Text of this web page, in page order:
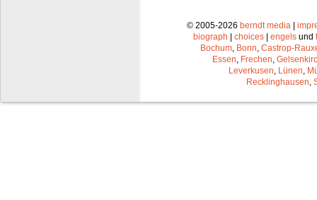
© 2005-2026 berndt media |
biograph | choices | engels und
Bochum Bonn Castrop-
Essen Frechen
Leverkusen Lünen
Recklinghausen